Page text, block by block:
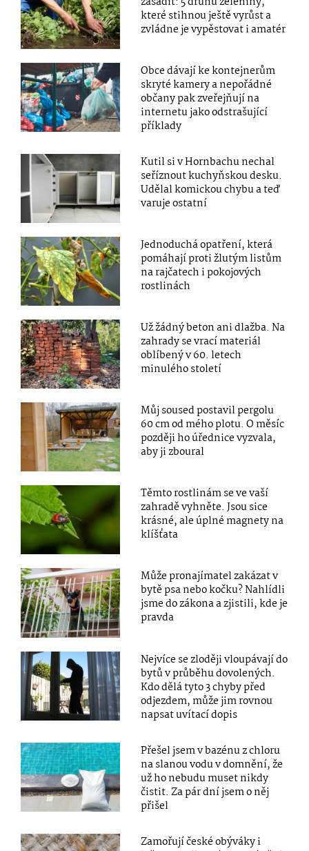
které stihnou ještě vyrůst a
zvládne je vypěstovat i amatér
Obce dávají ke kontejnerům
skryté kamery a nepořádné
občany pak zveřejňují na
internetu jako odstrašující
příklady
Kutil si v Hornbachu nechal
seříznout kuchyňskou desku.
Udělal komickou chybu a teď
varuje ostatní
Jednoduchá opatření, která
pomáhají proti žlutým listům
na rajčatech i pokojových
rostlinách
Už žádný beton ani dlažba. Na
zahrady se vrací materiál
oblíbený v 60. letech
minulého století
Můj soused postavil pergolu
60 cm od mého plotu. O měsíc
později ho úřednice vyzvala,
aby ji zboural
Těmto rostlinám se ve vaší
zahradě vyhněte. Jsou sice
krásné, ale úplné magnety na
klíšťata
Může pronajímatel zakázat v
bytě psa nebo kočku? Nahlídli
jsme do zákona a zjistili, kde je
pravda
Nejvíce se zloději vloupávají do
bytů v průběhu dovolených.
Kdo dělá tyto 3 chyby před
odjezdem, může jim rovnou
napsat uvítací dopis
Přešel jsem v bazénu z chloru
na slanou vodu v domnění, že
už ho nebudu muset nikdy
čistit. Za pár dní jsem o něj
přišel
Zamořují české obýváky i